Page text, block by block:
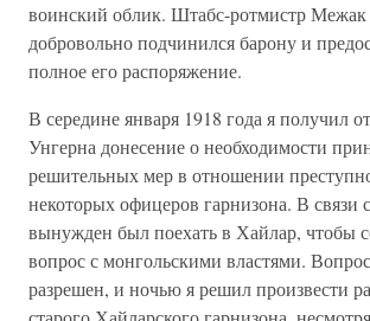
воинский облик. Штабс-ротмистр Межак
добровольно подчинился барону и
полное его распоряжение.
В середине января 1918 года я получил
Унгерна донесение о необходимости
решительных мер в отношении
некоторых офицеров гарнизона. В связи
вынужден был поехать в Хайлар, чтобы
вопрос с монгольскими властями.
разрешен, и ночью я решил произвести